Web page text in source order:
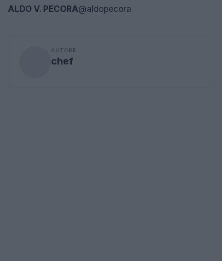
ALDO V. PECORA@aldopecora
AUTORE
chef